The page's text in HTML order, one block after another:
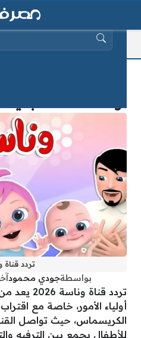
تردد قناة
بواسطةجودي محمود
تردد قناة
أولياء الأمور، خاصة مع
الكريسماس، حيث تواصل
للأطفال يجمع بين الترفيه
البحث عن: